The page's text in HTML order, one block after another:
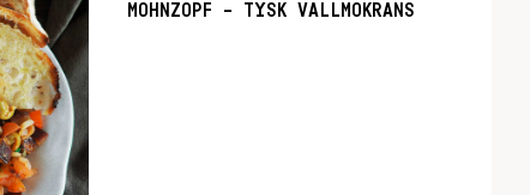
MOHNZOPF – TYSK VALLMOKRANS